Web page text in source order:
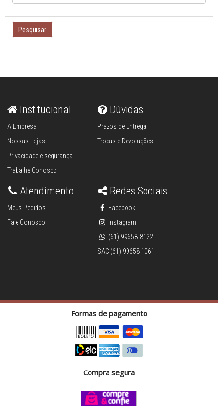
Pesquisar
Institucional
A Empresa
Nossas Lojas
Privacidade e segurança
Trabalhe Conosco
Dúvidas
Prazos de Entrega
Trocas e Devoluções
Atendimento
Meus Pedidos
Fale Conosco
Redes Sociais
Facebook
Instagram
(61) 99658-8122
SAC (61) 99658 1061
Formas de pagamento
Compra segura